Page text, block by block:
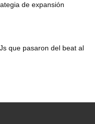
de expansión
que pasaron del beat al